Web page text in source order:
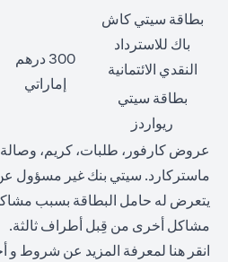
بطاقة سيتي كاش
باك للاسترداد
النقدي الائتمانية
300 درهم
إماراتي
بطاقة سيتي
ريواردز
عروض كارفور، طلبات، كريم،
ماستركارد. سيتي بنك غير مسؤول
يتعرض له حامل البطاقة بسبب مشاكل
مشاكل أخرى من قِبل أطراف ثالثة.
انقر هنا لمعرفة المزيد عن شروط و